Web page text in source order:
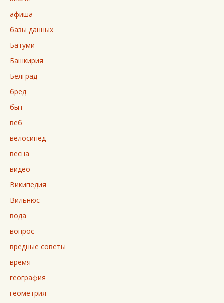
афиша
базы данных
Батуми
Башкирия
Белград
бред
быт
веб
велосипед
весна
видео
Википедия
Вильнюс
вода
вопрос
вредные советы
время
география
геометрия